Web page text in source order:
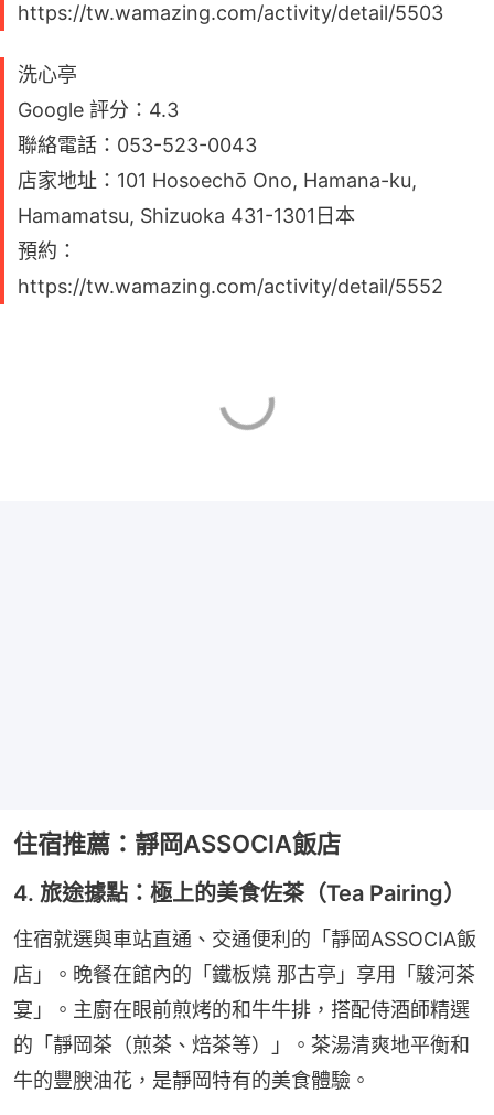
https://tw.wamazing.com/activity/detail/5503
洗心亭
Google 評分：4.3
聯絡電話：053-523-0043
店家地址：101 Hosoechō Ono, Hamana-ku,
Hamamatsu, Shizuoka 431-1301日本
預約：
https://tw.wamazing.com/activity/detail/5552
住宿推薦：靜岡ASSOCIA飯店
4. 旅途據點：極上的美食佐茶（Tea Pairing）
住宿就選與車站直通、交通便利的「靜岡ASSOCIA飯
店」。晚餐在館內的「鐵板燒 那古亭」享用「駿河茶
宴」。主廚在眼前煎烤的和牛牛排，搭配侍酒師精選
的「靜岡茶（煎茶、焙茶等）」。茶湯清爽地平衡和
牛的豐腴油花，是靜岡特有的美食體驗。